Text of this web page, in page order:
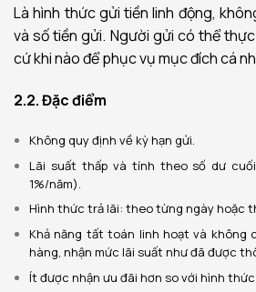
Là hình thức gửi tiền linh động,
và số tiền gửi. Người gửi có thể
cứ khi nào để phục vụ mục đích cá
2.2. Đặc điểm
Không quy định về kỳ hạn gửi.
Lãi suất thấp và tính theo số dư
1%/năm).
Hình thức trả lãi: theo từng ngày hoặc
Khả năng tất toán linh hoạt và không
hàng, nhận mức lãi suất như đã được
Ít được nhận ưu đãi hơn so với hình